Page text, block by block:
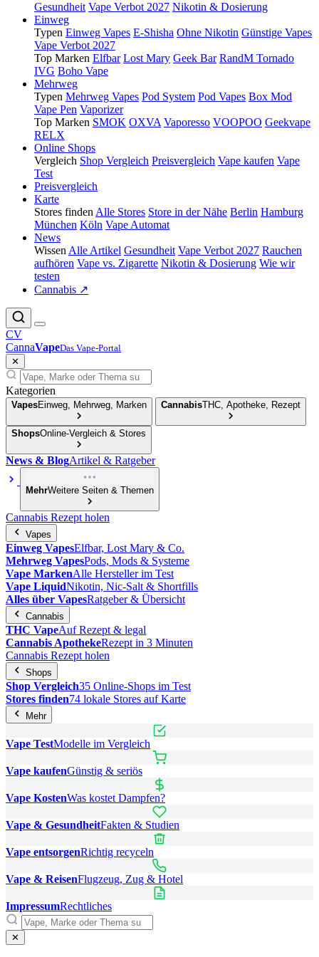
Gesundheit Vape Verbot 2027 Nikotin & Dosierung
Einweg
Typen Einweg Vapes E-Shisha Ohne Nikotin Günstige Vapes
Vape Verbot 2027
Top Marken Elfbar Lost Mary Geek Bar RandM Tornado
IVG Boho Vape
Mehrweg
Typen Mehrweg Vapes Pod System Pod Vapes Box Mod
Vape Pen Vaporizer
Top Marken SMOK OXVA Vaporesso VOOPOO Geekvape
RELX
Online Shops
Vergleich Shop Vergleich Preisvergleich Vape kaufen Vape
Test
Preisvergleich
Karte
Stores finden Alle Stores Store in der Nähe Berlin Hamburg
München Köln Vape Automat
News
Wissen Alle Artikel Gesundheit Vape Verbot 2027 Rauchen
aufhören Vape vs. Zigarette Nikotin & Dosierung Wie wir
testen
Cannabis ↗
CV
CannaVapeDas Vape-Portal
✕
Kategorien
VapesEinweg, Mehrweg, Marken CannabisTHC, Apotheke, Rezept
ShopsOnline-Vergleich & Stores
News & BlogArtikel & Ratgeber
MehrWeitere Seiten & Themen
Cannabis Rezept holen
Vapes
Einweg VapesElfbar, Lost Mary & Co.
Mehrweg VapesPods, Mods & Systeme
Vape MarkenAlle Hersteller im Test
Vape LiquidNikotin, Nic-Salt & Shortfills
Alles über VapesRatgeber & Übersicht
Cannabis
THC VapeAuf Rezept & legal
Cannabis ApothekeRezept in 3 Minuten
Cannabis Rezept holen
Shops
Shop Vergleich35 Online-Shops im Test
Stores finden74 lokale Stores auf Karte
Mehr
Vape TestModelle im Vergleich
Vape kaufenGünstig & seriös
Vape KostenWas kostet Dampfen?
Vape & GesundheitFakten & Studien
Vape entsorgenRichtig recyceln
Vape & ReisenFlugzeug, Zug & Hotel
ImpressumRechtliches
✕